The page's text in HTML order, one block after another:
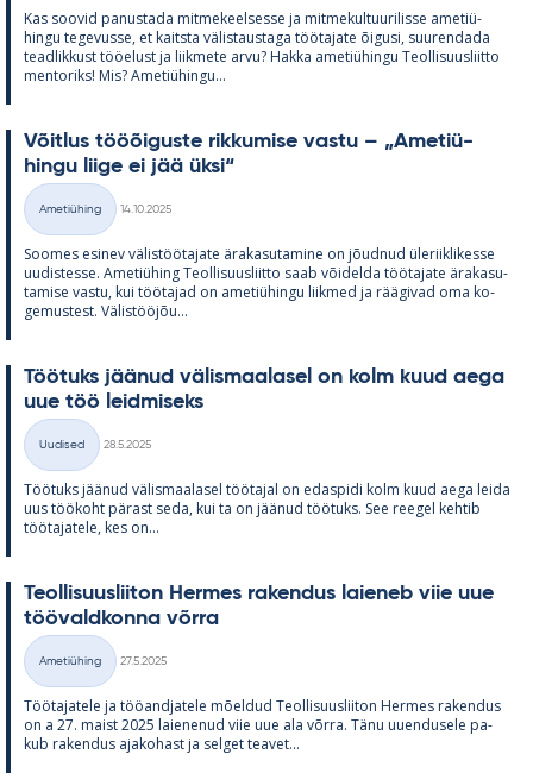
Kas soo­vid pa­nus­tada mit­me­keel­sesse ja mit­me­kul­tuu­ri­lisse ame­tiü­
hingu te­ge­vusse, et kaitsta vä­lis­taus­taga töö­ta­jate õi­gusi, suu­ren­dada
tead­lik­kust töö­elust ja liik­mete arvu? Hakka ame­tiü­hingu Teol­li­suus­liitto
men­to­riks! Mis? Ame­tiü­hingu...
Võit­lus tööõi­guste rik­ku­mise vastu – „Ame­tiü­
hingu liige ei jää üksi“
Kategooriad
Ametiühing
14.10.2025
Soo­mes esi­nev vä­lis­töö­ta­jate ära­ka­su­ta­mine on jõud­nud üle­riikli­kesse
uu­dis­tesse. Ame­tiü­hing Teol­li­suus­liitto saab või­delda töö­ta­jate ära­ka­su­
ta­mise vastu, kui töö­ta­jad on ame­tiü­hingu liik­med ja rää­gi­vad oma ko­
ge­mus­test. Vä­lis­tööjõu...
Töö­tuks jää­nud vä­lis­maa­la­sel on kolm kuud aega
uue töö leid­mi­seks
Kategooriad
Uudised
28.5.2025
Töö­tuks jää­nud vä­lis­maa­la­sel töö­ta­jal on edas­pidi kolm kuud aega leida
uus töö­koht pä­rast seda, kui ta on jää­nud töö­tuks. See ree­gel keh­tib
töö­ta­ja­tele, kes on...
Teol­li­suus­lii­ton Her­mes ra­ken­dus lai­e­neb viie uue
töö­vald­konna võrra
Kategooriad
Ametiühing
27.5.2025
Töö­ta­ja­tele ja töö­and­ja­tele mõel­dud Teol­li­suus­lii­ton Her­mes ra­ken­dus
on a 27. maist 2025 lai­e­ne­nud viie uue ala võrra. Tänu uu­en­dusele pa­
kub ra­ken­dus aja­ko­hast ja sel­get tea­vet...